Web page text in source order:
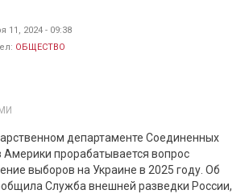
11, 2024 - 09:38
ОБЩЕСТВО
департаменте Соединенных
Америки прорабатывается вопрос
выборов на Украине в 2025 году. Об
Служба внешней разведки России,